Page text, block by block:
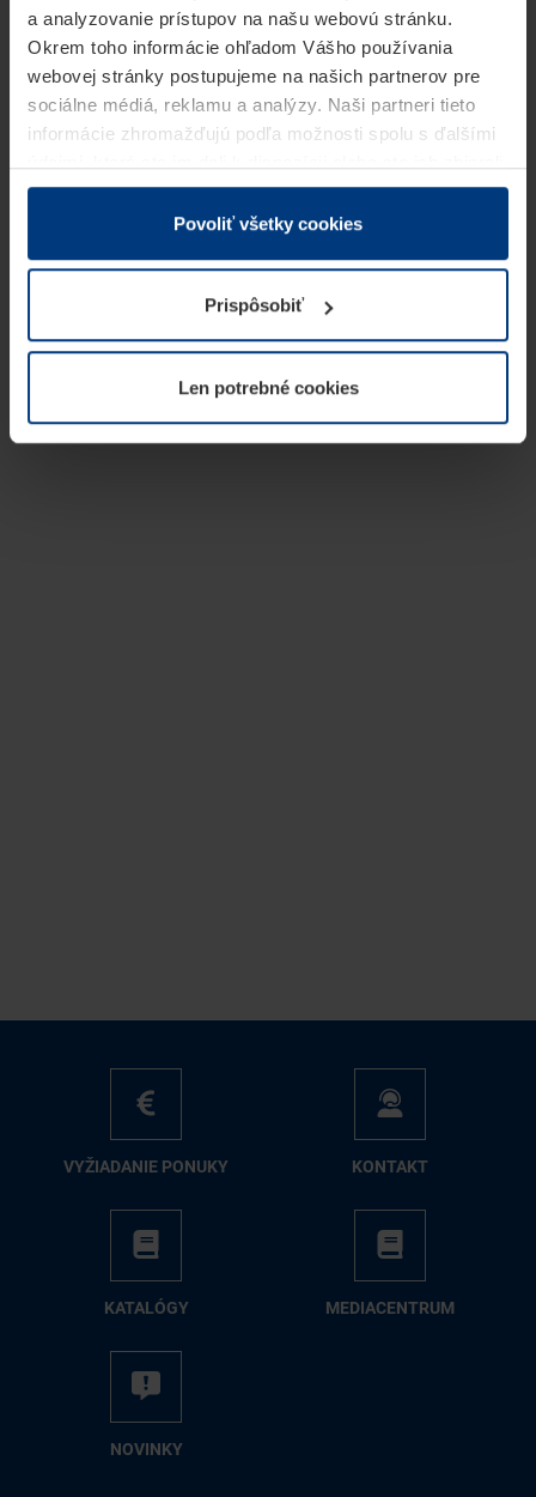
a analyzovanie prístupov na našu webovú stránku.
Okrem toho informácie ohľadom Vášho používania
webovej stránky postupujeme na našich partnerov pre
sociálne médiá, reklamu a analýzy. Naši partneri tieto
informácie zhromažďujú podľa možnosti spolu s ďalšími
v rámci Vášho využívania služieb.
Z právneho hľadiska môžeme cookies ukladať na Vašom
prevádzku tejto stránky. Pre všetky ostatné typy cookie
potrebujeme Vaše povolenie. Vaše povolenie môžete
kedykoľvek zmeniť alebo odvolať vo vysvetlení cookie
našej webovej stránky.
Povoliť všetky cookies
Prispôsobiť
Len potrebné cookies
VY­ŽIA­DA­NIE PO­NU­KY KON­TAKT
KA­TA­LÓ­GY ME­DIA­CEN­TRUM
NO­VIN­KY